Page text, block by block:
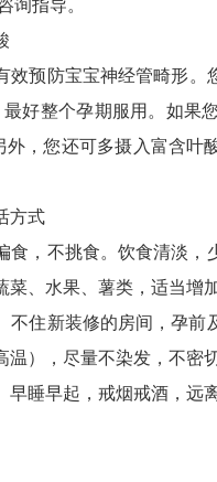
指导。
预防宝宝神经管畸形。
最好整个孕期服用。如果
外，您还可多摄入富含
方式
，不挑食。饮食清淡，
菜、水果、薯类，适当增
住新装修的房间，孕前
温），尽量不染发，不密
早起，戒烟戒酒，远离